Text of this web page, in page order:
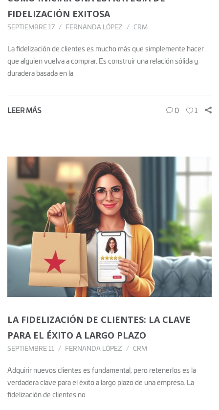
FIDELIZACIÓN EXITOSA
SEPTIEMBRE 17 FERNANDA LÓPEZ CRM
La fidelización de clientes es mucho más que simplemente hacer
que alguien vuelva a comprar. Es construir una relación sólida y
duradera basada en la
LEER MÁS 0 1
LA FIDELIZACIÓN DE CLIENTES: LA CLAVE
PARA EL ÉXITO A LARGO PLAZO
SEPTIEMBRE 11 FERNANDA LÓPEZ CRM
Adquirir nuevos clientes es fundamental, pero retenerlos es la
verdadera clave para el éxito a largo plazo de una empresa. La
fidelización de clientes no